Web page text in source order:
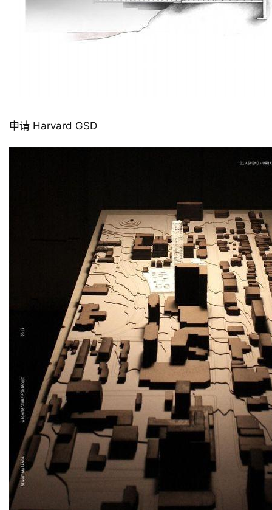
申请 Harvard GSD